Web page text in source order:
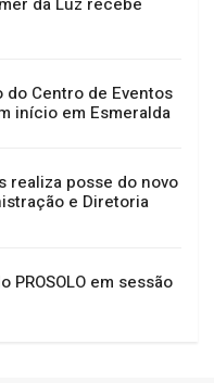
do Centro de Eventos
início em Esmeralda
realiza posse do novo
e Diretoria
em sessão